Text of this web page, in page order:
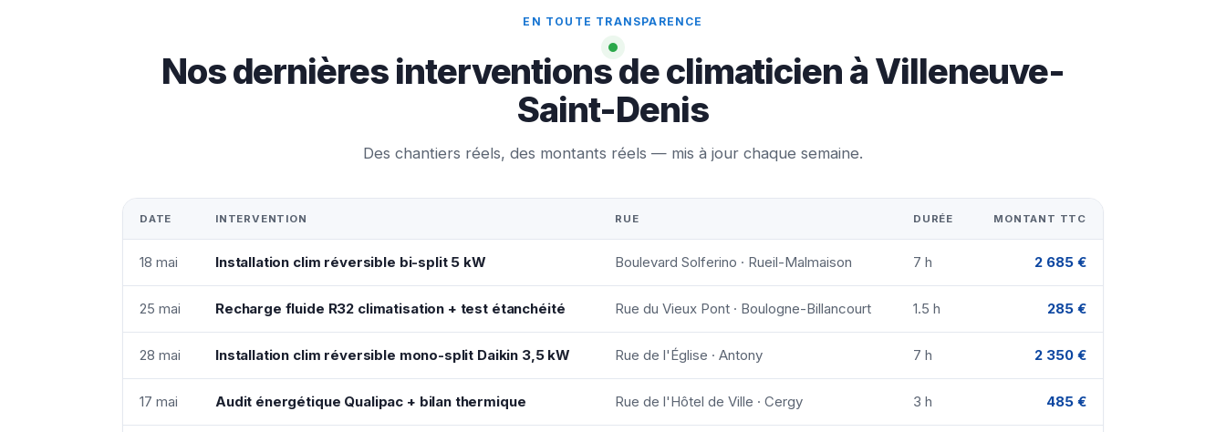
EN TOUTE TRANSPARENCE
Nos dernières interventions de climaticien à Villeneuve-
Saint-Denis
Des chantiers réels, des montants réels — mis à jour chaque semaine.
DATE INTERVENTION RUE DURÉE MONTANT TTC
18 mai Installation clim réversible bi-split 5 kW Boulevard Solferino · Rueil-Malmaison 7 h 2 685 €
25 mai Recharge fluide R32 climatisation + test étanchéité Rue du Vieux Pont · Boulogne-Billancourt 1.5 h 285 €
28 mai Installation clim réversible mono-split Daikin 3,5 kW Rue de l'Église · Antony 7 h 2 350 €
17 mai Audit énergétique Qualipac + bilan thermique Rue de l'Hôtel de Ville · Cergy 3 h 485 €